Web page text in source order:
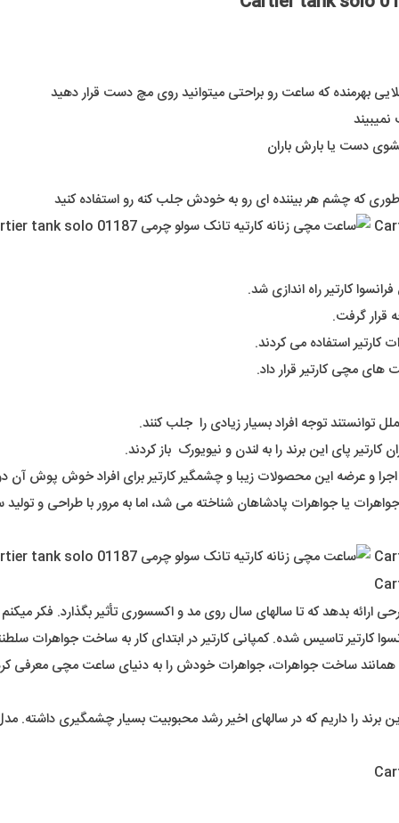
بهرمنده که ساعت رو براحتی میتوانید روی مچ دست قرار دهید
دست یا بارش باران
که چشم هر بیننده ای رو به خودش جلب کنه رو استفاده کنید
قرار گرفت.
کارتیر استفاده می کردند.
مچی کارتیر قرار داد.
توجه افراد بسیار زیادی را جلب کنند.
پای این برند را به لندن و نیویورک باز کردند.
و عرضه این محصولات زیبا و چشمگیر کارتیر برای افراد خوش پوش آن
جواهرات یا جواهرات پادشاهان شناخته می شد، اما به مرور با طراحی و
بدهد که تا سالهای سال روی مد و اکسسوری تأثیر بگذارد. فکر
حدود دو قرن از سال 1847 توسط لوییس فرانسوا کارتیر تاسیس شده. کمپانی کارتیر در ابتدای
همانند ساخت جواهرات، جواهرات خودش را به دنیای ساعت مچی معرفی